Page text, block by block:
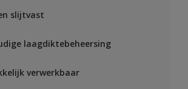
slijtvast
laagdiktebeheersing
verwerkbaar